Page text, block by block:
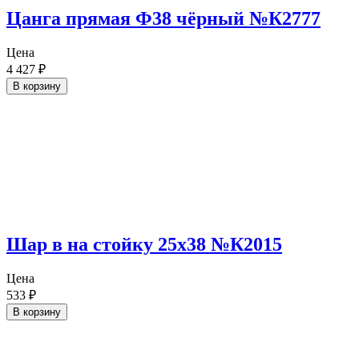
Цанга прямая Ф38 чёрный №К2777
Цена
4 427 ₽
В корзину
Шар в на стойку 25х38 №К2015
Цена
533 ₽
В корзину